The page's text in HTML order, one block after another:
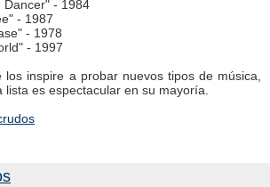
Dancer" - 1984
- 1987
- 1978
- 1997
los inspire a probar nuevos tipos de música,
lista es espectacular en su mayoría.